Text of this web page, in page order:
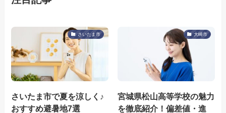
さいたま市
さいたま市で夏を涼しく♪
おすすめ避暑地7選
大崎市
宮城県松山高等学校の魅力
を徹底紹介！偏差値・進